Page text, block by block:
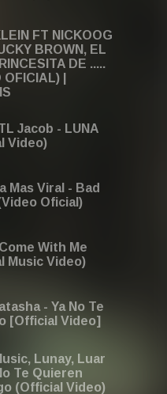
FT NICKOOG
BROWN, EL
DE .....
|
Jacob - LUNA
Video)
Mas Viral - Bad
Oficial)
With Me
Music Video)
- Ya No Te
[Official Video]
Lunay, Luar
Te Quieren
(Official Video)